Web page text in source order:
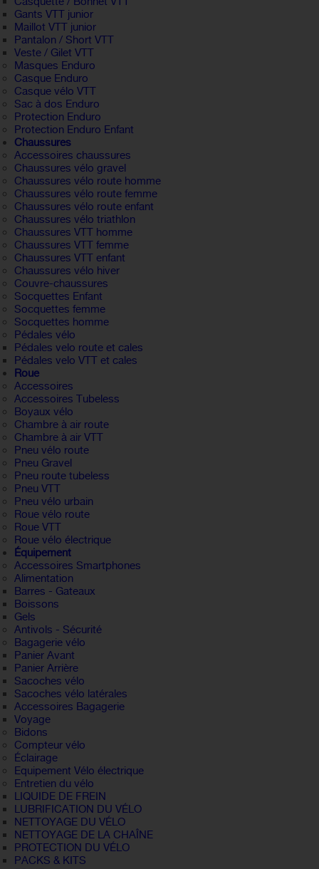
Gants VTT junior
Maillot VTT junior
Pantalon / Short VTT
Veste / Gilet VTT
Masques Enduro
Casque Enduro
Casque vélo VTT
Sac à dos Enduro
Protection Enduro
Protection Enduro Enfant
Chaussures
Accessoires chaussures
Chaussures vélo gravel
Chaussures vélo route homme
Chaussures vélo route femme
Chaussures vélo route enfant
Chaussures vélo triathlon
Chaussures VTT homme
Chaussures VTT femme
Chaussures VTT enfant
Chaussures vélo hiver
Couvre-chaussures
Socquettes Enfant
Socquettes femme
Socquettes homme
Pédales vélo
Pédales velo route et cales
Pédales velo VTT et cales
Roue
Accessoires
Accessoires Tubeless
Boyaux vélo
Chambre à air route
Chambre à air VTT
Pneu vélo route
Pneu Gravel
Pneu route tubeless
Pneu VTT
Pneu vélo urbain
Roue vélo route
Roue VTT
Roue vélo électrique
Équipement
Accessoires Smartphones
Alimentation
Barres - Gateaux
Boissons
Gels
Antivols - Sécurité
Bagagerie vélo
Panier Avant
Panier Arrière
Sacoches vélo
Sacoches vélo latérales
Accessoires Bagagerie
Voyage
Bidons
Compteur vélo
Éclairage
Equipement Vélo électrique
Entretien du vélo
LIQUIDE DE FREIN
LUBRIFICATION DU VÉLO
NETTOYAGE DU VÉLO
NETTOYAGE DE LA CHAÎNE
PROTECTION DU VÉLO
PACKS & KITS